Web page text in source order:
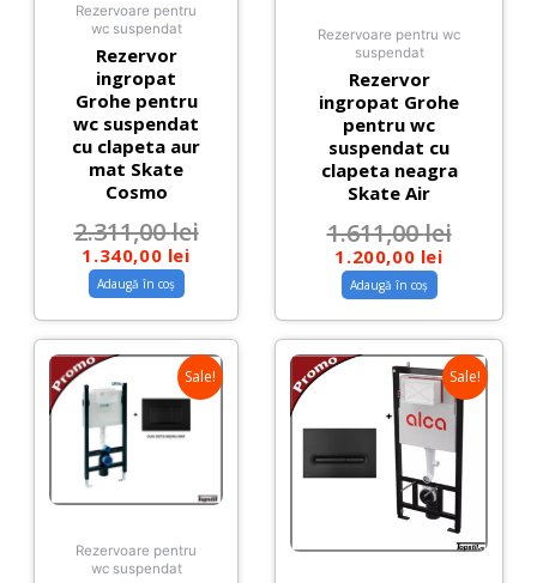
Rezervoare pentru
wc suspendat
Rezervor
ingropat
Grohe pentru
wc suspendat
cu clapeta aur
mat Skate
Cosmo
2.311,00lei
1.340,00 lei
Adaugă în coș
Rezervoare pentru wc
suspendat
Rezervor
ingropat Grohe
pentru wc
suspendat cu
clapeta neagra
Skate Air
1.611,00lei
1.200,00 lei
Adaugă în coș
Sale!
Rezervoare pentru
wc suspendat
Sale!